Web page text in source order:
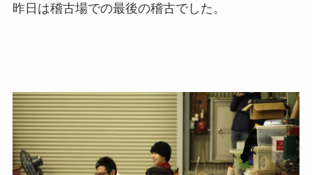
昨日は稽古場での最後の稽古でした。